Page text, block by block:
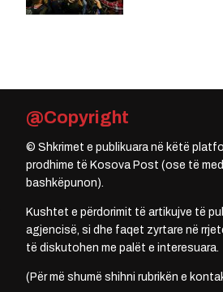
@Copyright
© Shkrimet e publikuara në këtë
prodhime të Kosova Post (ose të
bashkëpunon).
Kushtet e përdorimit të artikujve të
agjencisë, si dhe faqet zyrtare në
të diskutohen me palët e interesuara.
(Për më shumë shihni rubrikën e